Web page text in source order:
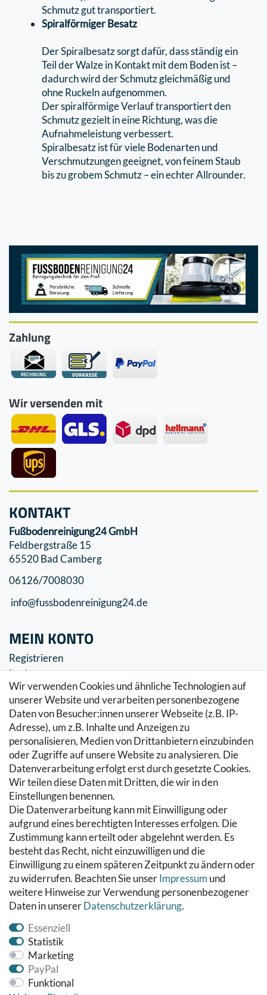
Schmutz gut transportiert.
Spiralförmiger Besatz
Der Spiralbesatz sorgt dafür, dass ständig ein
Teil der Walze in Kontakt mit dem Boden ist –
dadurch wird der Schmutz gleichmäßig und
ohne Ruckeln aufgenommen.
Der spiralförmige Verlauf transportiert den
Schmutz gezielt in eine Richtung, was die
Aufnahmeleistung verbessert.
Spiralbesatz ist für viele Bodenarten und
Verschmutzungen geeignet, von feinem Staub
bis zu grobem Schmutz – ein echter Allrounder.
Zahlung
Wir versenden mit
Wir verwenden Cookies und ähnliche Technologien auf
unserer Website und verarbeiten personenbezogene
Daten von Besucher:innen unserer Webseite (z.B. IP-
Adresse), um z.B. Inhalte und Anzeigen zu
personalisieren, Medien von Drittanbietern einzubinden
oder Zugriffe auf unsere Website zu analysieren. Die
Datenverarbeitung erfolgt erst durch gesetzte Cookies.
Wir teilen diese Daten mit Dritten, die wir in den
Einstellungen benennen.
Die Datenverarbeitung kann mit Einwilligung oder
aufgrund eines berechtigten Interesses erfolgen. Die
Zustimmung kann erteilt oder abgelehnt werden. Es
besteht das Recht, nicht einzuwilligen und die
Einwilligung zu einem späteren Zeitpunkt zu ändern oder
zu widerrufen. Beachten Sie unserImpressum und
weitere Hinweise zur Verwendung personenbezogener
Daten in unsererDaten­schutz­erklärung.
Essenziell
Statistik
Marketing
PayPal
Funktional
KONTAKT
Fußbodenreinigung24 GmbH
Feldbergstraße 15
65520 Bad Camberg
06126/7008030
info@fussbodenreinigung24.de
MEIN KONTO
Registrieren
Login
SERVICE
Zahlung & Versand
Warenkorb
Zur Kasse
Hilfe
RECHTLICHES
Kontakt
Datenschutzerklärung
AGB
Impressum
Hinweise zur Batterieentsorgung
Widerrufs­recht
Vertrag widerrufen